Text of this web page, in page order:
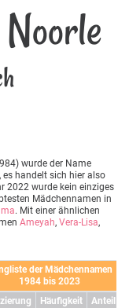
wurde der Name
es handelt sich hier also
2022 wurde kein einziges
Mädchennamen in
. Mit einer ähnlichen
Ameyah, Vera-Lisa,
der Mädchennamen
1984 bis 2023
Häufigkeit
Anteil